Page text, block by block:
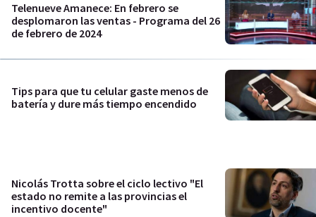
Telenueve Amanece: En febrero se
desplomaron las ventas - Programa del 26
de febrero de 2024
Tips para que tu celular gaste menos de
batería y dure más tiempo encendido
Nicolás Trotta sobre el ciclo lectivo "El
estado no remite a las provincias el
incentivo docente"